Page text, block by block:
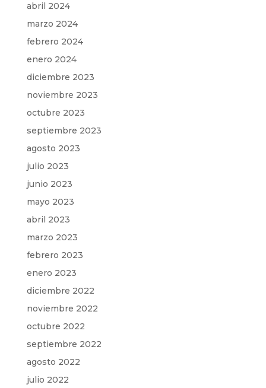
abril 2024
marzo 2024
febrero 2024
enero 2024
diciembre 2023
noviembre 2023
octubre 2023
septiembre 2023
agosto 2023
julio 2023
junio 2023
mayo 2023
abril 2023
marzo 2023
febrero 2023
enero 2023
diciembre 2022
noviembre 2022
octubre 2022
septiembre 2022
agosto 2022
julio 2022